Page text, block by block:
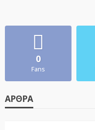
0
Fans
ΆΡΘΡΑ